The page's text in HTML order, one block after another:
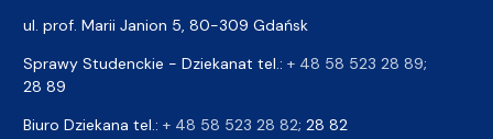
ul. prof. Marii Janion 5, 80-309 Gdańsk
Sprawy Studenckie - Dziekanat tel.: + 48 58 523 28 89;
28 89
Biuro Dziekana tel.: + 48 58 523 28 82; 28 82